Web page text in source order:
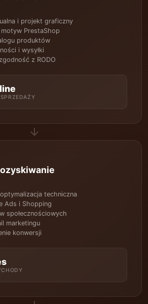
i projekt graficzny
PrestaShop
produktów
i wysyłki
z RODO
arrow_forward
techniczna
Ads i Shopping
społecznościowych
marketingu
konwersji